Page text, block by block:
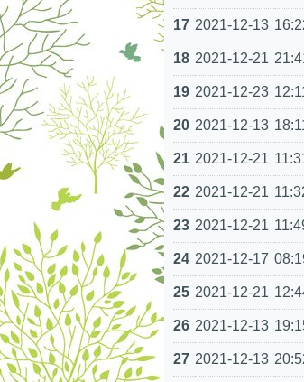
17 2021-12-13
18 2021-12-21
19 2021-12-23
20 2021-12-13
21 2021-12-21
22 2021-12-21
23 2021-12-21
24 2021-12-17
25 2021-12-21
26 2021-12-13
27 2021-12-13